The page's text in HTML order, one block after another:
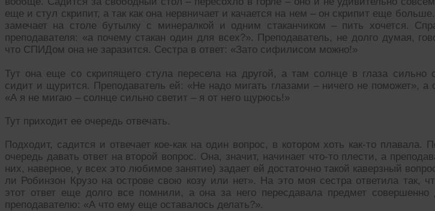
еще и стул скрипит, а так как она нервничает и качается на нем – он скрипит еще
замечает на столе бутылку с минералкой и одним стаканчиком – пить хочется.
преподавателя: «а почему стакан один для всех?». Преподаватель, не долго думая,
что СПИДом она не заразится. Сестра в ответ: «Зато сифилисом можно!»
Тут она еще со скрипящего стула пересела на другой, а там солнце в глаза сильно
сидит и щурится. Преподаватель ей: «Не надо мигать глазами – ничего не поможет», а
«А я не мигаю – солнце сильно светит – я от него щурюсь!»
Тут приходит ее очередь отвечать.
Подходит, садится и отвечает кое-как на один вопрос, в котором хоть как-то плавала.
очередь давать ответ на второй вопрос. Она, значит, начинает что-то плести, а
них, наверное, у всех это любимое занятие) задает ей достаточно такой каверзный
ли Робинзон Крузо на острове свою козу или нет». На это моя сестра ответила так,
этот ответ еще долго все помнили, а она за него пересдавала предмет совершенно
преподавателю: «А что ему еще оставалось делать?».